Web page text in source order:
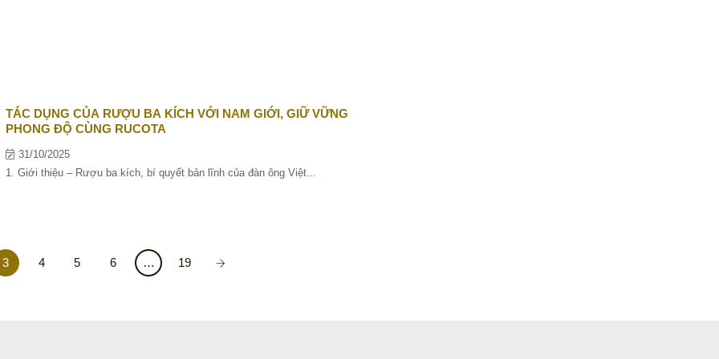
TÁC DỤNG CỦA RƯỢU BA KÍCH VỚI NAM GIỚI, GIỮ VỮNG
PHONG ĐỘ CÙNG RUCOTA
1. Giới thiệu – Rượu ba kích, bí quyết bản lĩnh của đàn ông Việt...
31/10/2025
3 4 5 6 … 19